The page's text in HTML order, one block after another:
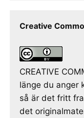
Creative
CREATIVE
länge du anger
så är det fritt
det